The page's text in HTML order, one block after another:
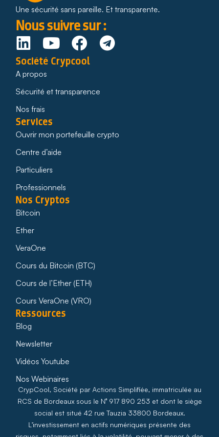
Une sécurité sans pareille. Et transparente.
Nous suivre sur :
Société Crypcool
A propos
Sécurité et transparence
Nos frais
Services
Ouvrir mon portefeuille crypto
Centre d’aide
Particuliers
Professionnels
Nos Cryptos
Bitcoin
Ether
VeraOne
Cours du Bitcoin (BTC)
Cours de l’Ether (ETH)
Cours VeraOne (VRO)
Ressources
Blog
Newsletter
Vidéos Youtube
Nos Webinaires
CrypCool, Société par Actions Simplifiée, immatriculée au
RCS de Bordeaux sous le N° 917 890 253 et dont le siège
social est situé 42 rue Tauzia 33800 Bordeaux.
L’investissement en actifs numériques présente des